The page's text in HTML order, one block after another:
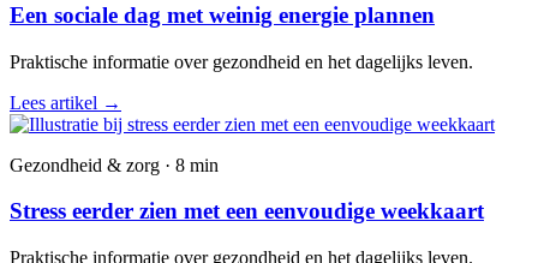
Een sociale dag met weinig energie plannen
Praktische informatie over gezondheid en het dagelijks leven.
Lees artikel →
Gezondheid & zorg · 8 min
Stress eerder zien met een eenvoudige weekkaart
Praktische informatie over gezondheid en het dagelijks leven.